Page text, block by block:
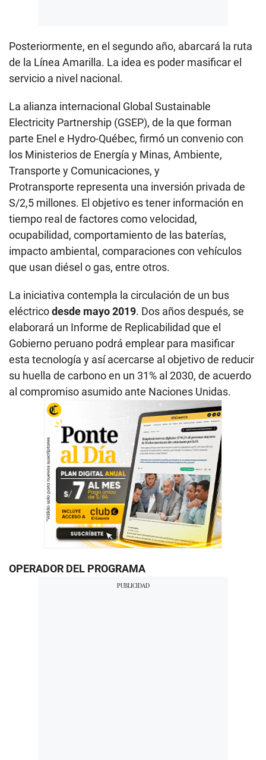
Posteriormente, en el segundo año, abarcará la ruta
de la Línea Amarilla. La idea es poder masificar el
servicio a nivel nacional.
La alianza internacional Global Sustainable
Electricity Partnership (GSEP), de la que forman
parte Enel e Hydro-Québec, firmó un convenio con
los Ministerios de Energía y Minas, Ambiente,
Transporte y Comunicaciones, y
Protransporte representa una inversión privada de
S/2,5 millones. El objetivo es tener información en
tiempo real de factores como velocidad,
ocupabilidad, comportamiento de las baterías,
impacto ambiental, comparaciones con vehículos
que usan diésel o gas, entre otros.
La iniciativa contempla la circulación de un bus
eléctricodesde mayo 2019. Dos años después, se
elaborará un Informe de Replicabilidad que el
Gobierno peruano podrá emplear para masificar
esta tecnología y así acercarse al objetivo de reducir
su huella de carbono en un 31% al 2030, de acuerdo
al compromiso asumido ante Naciones Unidas.
OPERADOR DEL PROGRAMA